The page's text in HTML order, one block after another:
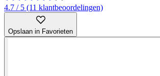
4.7 / 5 (11 klantbeoordelingen)
Opslaan in Favorieten